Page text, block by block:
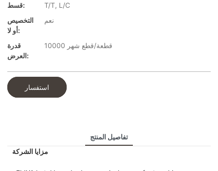
قسط:
T/T, L/C
التخصيص
أو لا:
نعم
قدرة
العرض:
10000 قطعة/قطع شهر
استفسار
تفاصيل المنتج
مزايا الشركة